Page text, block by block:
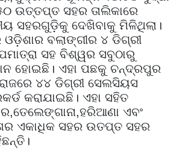
ଉତ୍ତପ୍ତ ସହର ତାଲିକାରେ
ସହରଗୁଡ଼ିକୁ ଦେଖିବାକୁ ମିଳିଥିଲା।
ଓଡ଼ିଶାର ବଲାଙ୍ଗୀର ୪ ଡିଗ୍ରୀ
ସହ ବିଶ୍ୱର ସବୁଠାରୁ
ହୋଇଛି। ଏହା ପଛକୁ ଚନ୍ଦ୍ରପୁର
୪୪ ଡିଗ୍ରୀ ସେଲସିୟସ
କରାଯାଇଛି। ଏହା ସହିତ
,ତେଲେଙ୍ଗାନା,ହରିଆଣା ଏବଂ
ଏକାଧିକ ସହର ଉତପ୍ତ ସହର